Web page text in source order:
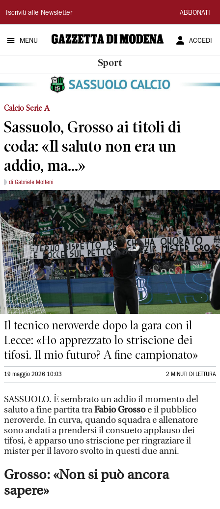
Gazzetta
di
Modena
Iscriviti alle Newsletter ABBONATI
MENU ACCEDI
Sport
Calcio Serie A
Sassuolo, Grosso ai titoli di
coda: «Il saluto non era un
addio, ma...»
di Gabriele Molteni
Il tecnico neroverde dopo la gara con il
Lecce: «Ho apprezzato lo striscione dei
tifosi. Il mio futuro? A fine campionato»
19 maggio 2026 10:03 2 MINUTI DI LETTURA
SASSUOLO. È sembrato un addio il momento del
saluto a fine partita traFabio Grossoe il pubblico
neroverde. In curva, quando squadra e allenatore
sono andati a prendersi il consueto applauso dei
tifosi, è apparso uno striscione per ringraziare il
mister per il lavoro svolto in questi due anni.
Grosso: «Non si può ancora
sapere»